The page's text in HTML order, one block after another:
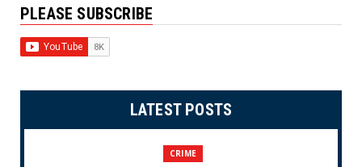
PLEASE SUBSCRIBE
LATEST POSTS
CRIME